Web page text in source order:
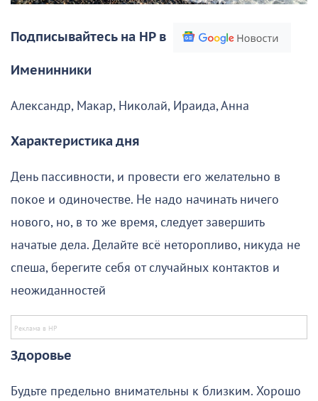
Подписывайтесь на НР в
Именинники
Александр, Макар, Николай, Ираида, Анна
Характеристика дня
День пассивности, и провести его желательно в
покое и одиночестве. Не надо начинать ничего
нового, но, в то же время, следует завершить
начатые дела. Делайте всё неторопливо, никуда не
спеша, берегите себя от случайных контактов и
неожиданностей
Здоровье
Будьте предельно внимательны к близким. Хорошо